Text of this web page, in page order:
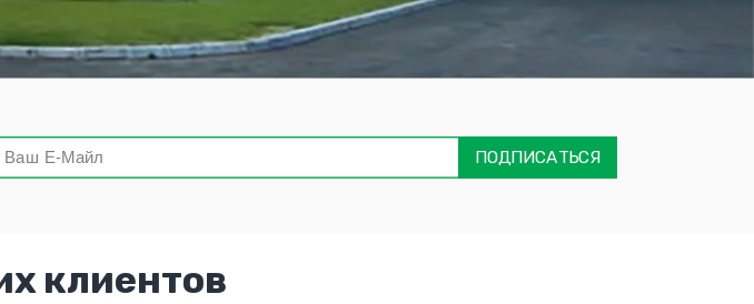
ПОДПИСАТЬСЯ
клиентов